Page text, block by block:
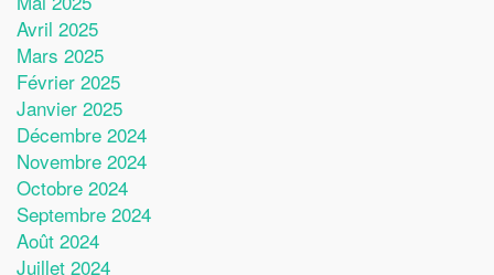
Avril 2025
Mars 2025
Février 2025
Janvier 2025
Décembre 2024
Novembre 2024
Octobre 2024
Septembre 2024
Août 2024
Juillet 2024